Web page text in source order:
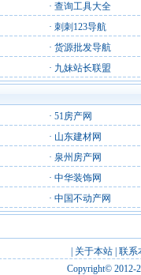
· 查询工具大全
· 刺刺123导航
· 货源批发导航
· 九妹站长联盟
· 51房产网
· 山东建材网
· 泉州房产网
· 中华装饰网
· 中国不动产网
关于本站 联系
Copyright© 2012-